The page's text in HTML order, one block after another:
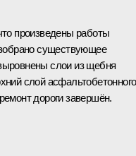
произведены работы
существующее
слои из щебня
слой асфальтобетонного
дороги завершён.